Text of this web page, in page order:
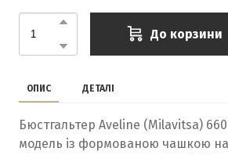
До корзини
ОПИС ДЕТАЛІ
Бюстгальтер Aveline (Milavitsa)
модель із формованою чашкою на